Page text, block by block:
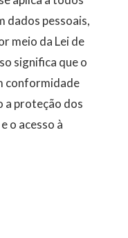
dados pessoais,
meio da Lei de
significa que o
conformidade
a proteção dos
o acesso à